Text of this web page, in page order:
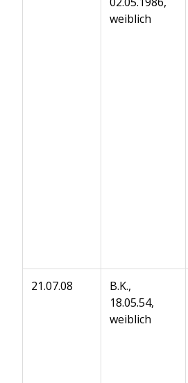
weiblich
21.07.08
B.K.,
18.05.54,
weiblich